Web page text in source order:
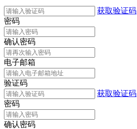
获取验证码
密码
确认密码
电子邮箱
验证码
获取验证码
密码
确认密码